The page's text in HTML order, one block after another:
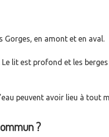
Gorges, en amont et en aval.
Le lit est profond et les
peuvent avoir lieu à tout
?